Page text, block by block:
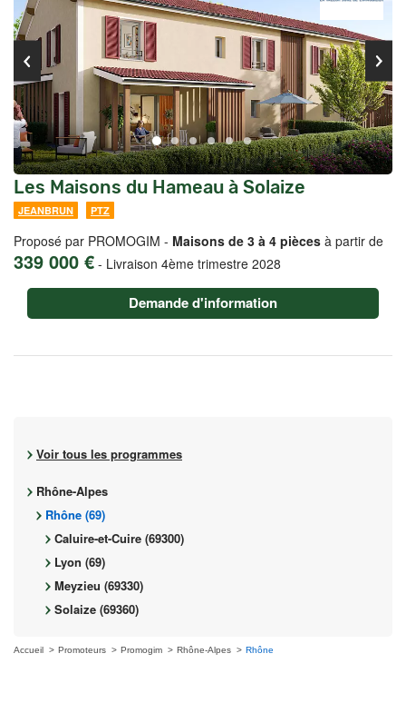
Les Maisons du Hameau à Solaize
JEANBRUN PTZ
Proposé par PROMOGIM - Maisons de 3 à 4 pièces à partir de
339 000 € - Livraison 4ème trimestre 2028
Demande d'information
Voir tous les programmes
Rhône-Alpes
Rhône (69)
Caluire-et-Cuire (69300)
Lyon (69)
Meyzieu (69330)
Solaize (69360)
Accueil Promoteurs Promogim Rhône-Alpes Rhône